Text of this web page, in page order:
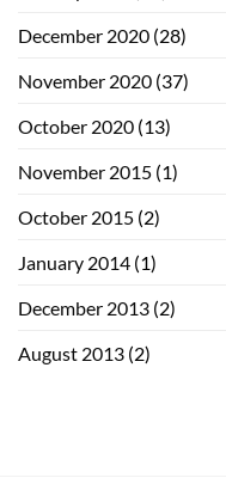
December 2020 (28)
November 2020 (37)
October 2020 (13)
November 2015 (1)
October 2015 (2)
January 2014 (1)
December 2013 (2)
August 2013 (2)